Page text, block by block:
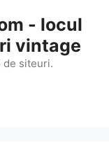
- locul
vintage
de siteuri.